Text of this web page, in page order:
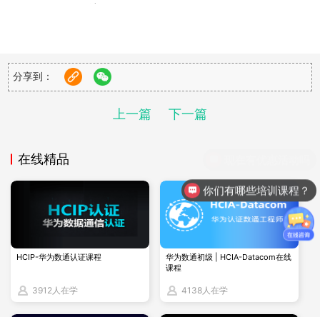
2、Certview网站：https://certview.oracle.com/
4、https://mylearn.oracle.com/
通过博睿谷平台购买的Oracle官方考试券将直接发送至您提供
期，请您务必在有效期内使用。一旦您获得了考试券，便可以
在您成功预约考试后，Oracle会立即向您发送一封确认邮件。
同样，在考试前一天以及考试开始前10分钟，您也会收到提醒
邮件。请务必提前阅读这些邮件，并点击邮件中的“Perform Sy
stem Check”链接，以完成考前的系统检查。这项检查将评估
您的电脑操作系统、浏览器、网络带宽、Zoom软件、摄像头等
设备是否符合考试要求。同时，您也可以登录Oracle MyLearn
分享到：
上一篇 下一篇
在线精品
HCIP-华为数通认证课程
3912人在学
华为数通初级 | HCIA-Datacom在线
课程
4138人在学
你们有哪些培训课程？